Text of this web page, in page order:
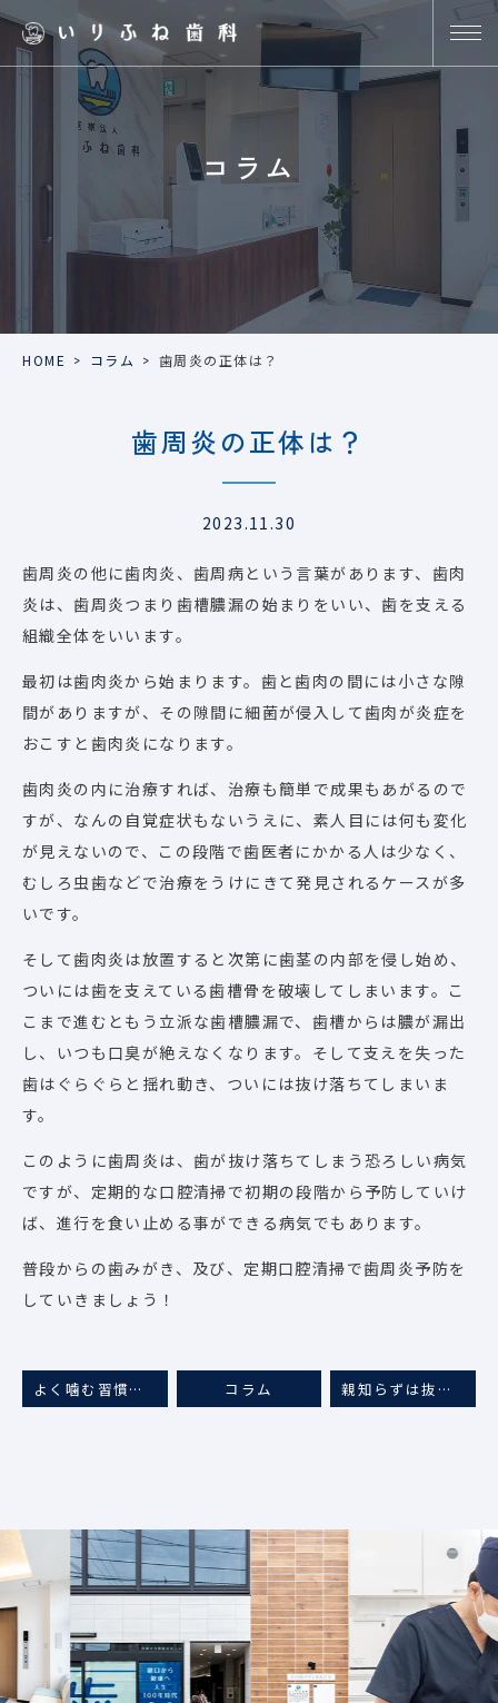
コラム
HOME > コラム > 歯周炎の正体は？
歯周炎の正体は？
2023.11.30
歯周炎の他に歯肉炎、歯周病という言葉があります、歯肉
炎は、歯周炎つまり歯槽膿漏の始まりをいい、歯を支える
組織全体をいいます。
最初は歯肉炎から始まります。歯と歯肉の間には小さな隙
間がありますが、その隙間に細菌が侵入して歯肉が炎症を
おこすと歯肉炎になります。
歯肉炎の内に治療すれば、治療も簡単で成果もあがるので
すが、なんの自覚症状もないうえに、素人目には何も変化
が見えないので、この段階で歯医者にかかる人は少なく、
むしろ虫歯などで治療をうけにきて発見されるケースが多
いです。
そして歯肉炎は放置すると次第に歯茎の内部を侵し始め、
ついには歯を支えている歯槽骨を破壊してしまいます。こ
こまで進むともう立派な歯槽膿漏で、歯槽からは膿が漏出
し、いつも口臭が絶えなくなります。そして支えを失った
歯はぐらぐらと揺れ動き、ついには抜け落ちてしまいま
す。
このように歯周炎は、歯が抜け落ちてしまう恐ろしい病気
ですが、定期的な口腔清掃で初期の段階から予防していけ
ば、進行を食い止める事ができる病気でもあります。
普段からの歯みがき、及び、定期口腔清掃で歯周炎予防を
していきましょう！
よく噛む習慣を身につけましょう！ コラム 親知らずは抜いた方がいい？
Previous Next